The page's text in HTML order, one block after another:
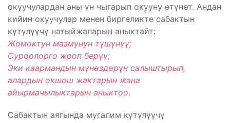
окуучулардан аны үн чыгарып окууну өтүнөт. Андан
кийин окуучулар менен биргеликте сабактын
күтүлүүчү натыйжаларын аныктайт:
Жомоктун мазмунун түшүнүү;
Суроолорго жооп берүү;
Эки каармандын мүнөздөрүн салыштырып,
алардын окшош жактарын жана
айырмачылыктарын аныктоо.
Сабактын аягында мугалим күтүлүүчү